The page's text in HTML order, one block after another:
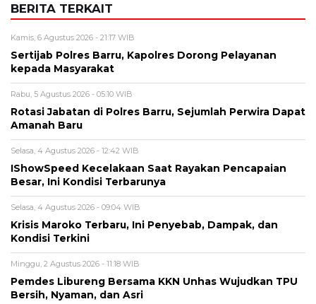
BERITA TERKAIT
Kamis, 6 Agustus 2026 - 21:17 WIB
Sertijab Polres Barru, Kapolres Dorong Pelayanan
kepada Masyarakat
Rabu, 5 Agustus 2026 - 05:10 WIB
Rotasi Jabatan di Polres Barru, Sejumlah Perwira Dapat
Amanah Baru
Selasa, 4 Agustus 2026 - 12:42 WIB
IShowSpeed Kecelakaan Saat Rayakan Pencapaian
Besar, Ini Kondisi Terbarunya
Selasa, 4 Agustus 2026 - 09:04 WIB
Krisis Maroko Terbaru, Ini Penyebab, Dampak, dan
Kondisi Terkini
Minggu, 2 Agustus 2026 - 11:18 WIB
Pemdes Libureng Bersama KKN Unhas Wujudkan TPU
Bersih, Nyaman, dan Asri